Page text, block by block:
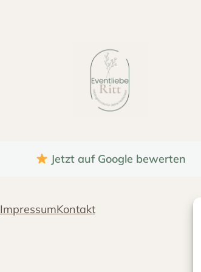
Jetzt auf Google bewerten
ImpressumKontakt